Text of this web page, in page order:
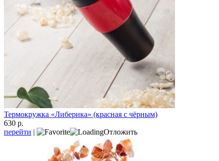
Термокружка «Либерика» (красная с чёрным)
630 р.
перейти | Отложить